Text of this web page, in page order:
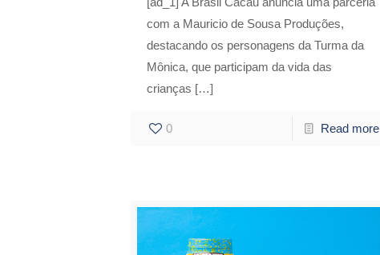
com a Mauricio de Sousa Produções,
destacando os personagens da Turma da
Mônica, que participam da vida das
crianças […]
0 Read more